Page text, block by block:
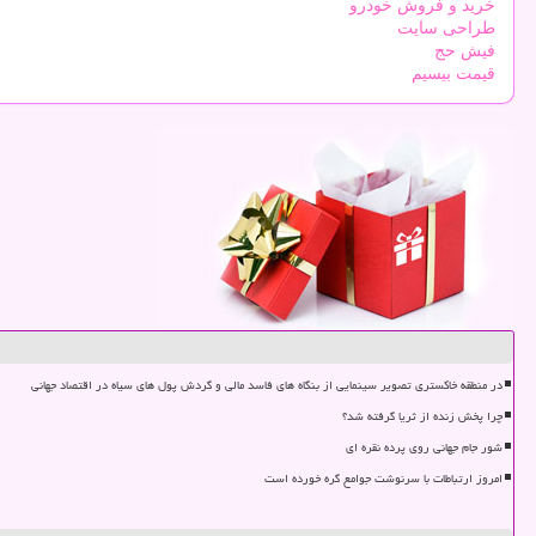
خرید و فروش خودرو
طراحی سایت
فیش حج
قیمت بیسیم
در منطقه خاکستری تصویر سینمایی از بنگاه های فاسد مالی و گردش پول های سیاه در اقتصاد جهانی
چرا پخش زنده از ثریا گرفته شد؟
شور جام جهانی روی پرده نقره ای
امروز ارتباطات با سرنوشت جوامع گره خورده است